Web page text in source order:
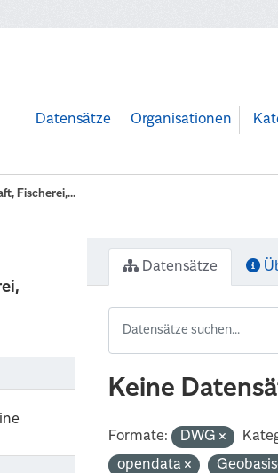
Datensätze Organisationen
Fischerei,...
Datensätze
Keine
Formate: DWG
opendata